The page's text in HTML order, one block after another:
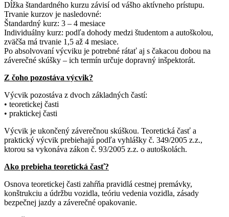
Dĺžka štandardného kurzu závisí od vášho aktívneho prístupu.
Trvanie kurzov je nasledovné:
Štandardný kurz: 3 – 4 mesiace
Individuálny kurz: podľa dohody medzi študentom a autoškolou,
zväčša má trvanie 1,5 až 4 mesiace.
Po absolvovaní výcviku je potrebné rátať aj s čakacou dobou na
záverečné skúšky – ich termín určuje dopravný inšpektorát.
Z čoho pozostáva výcvik?
Výcvik pozostáva z dvoch základných častí:
• teoretickej časti
• praktickej časti
Výcvik je ukončený záverečnou skúškou. Teoretická časť a
praktický výcvik prebiehajú podľa vyhlášky č. 349/2005 z.z.,
ktorou sa vykonáva zákon č. 93/2005 z.z. o autoškolách.
Ako prebieha teoretická časť?
Osnova teoretickej časti zahŕňa pravidlá cestnej premávky,
konštrukciu a údržbu vozidla, teóriu vedenia vozidla, zásady
bezpečnej jazdy a záverečné opakovanie.